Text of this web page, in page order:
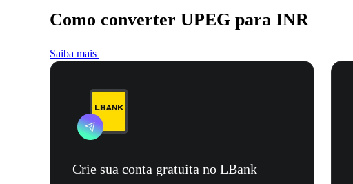
Como converter UPEG para INR
Saiba mais
Crie sua conta gratuita no LBank